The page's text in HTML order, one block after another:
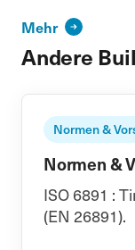
Mehr
Andere
Normen &
Normen &
ISO 6891 :
(EN 26891).